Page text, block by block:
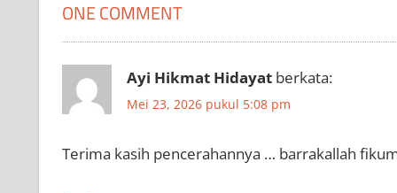
ONE COMMENT
Ayi Hikmat Hidayat berkata:
Mei 23, 2026 pukul 5:08 pm
Terima kasih pencerahannya … barrakallah